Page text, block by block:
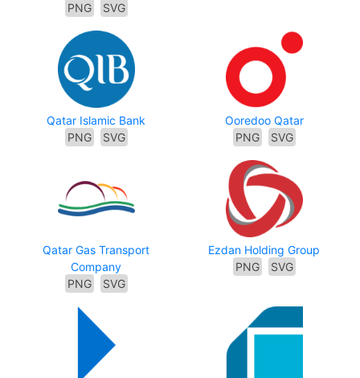
PNG
SVG
Qatar Islamic Bank
PNG
SVG
Ooredoo Qatar
PNG
SVG
Qatar Gas Transport
Company
PNG
SVG
Ezdan Holding Group
PNG
SVG